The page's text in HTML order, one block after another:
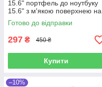
15.6" портфель до ноутбуку
15.6" з м'якою поверхнею на
ремені Уцінка!
Готово до відправки
297 ₴ 450 ₴
Купити
–10%